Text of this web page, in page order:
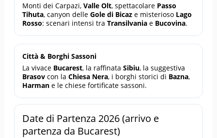
Monti dei Carpazi,Valle Olt, spettacolare Passo
Tihuta, canyon delleGole di Bicaz e misterioso Lago
Rosso: scenari intensi traTransilvania e Bucovina.
Città & Borghi Sassoni
La vivace Bucarest, la raffinataSibiu, la suggestiva
Brasov con laChiesa Nera, i borghi storici di Bazna,
Harman e le chiese fortificate sassoni.
Date di Partenza 2026 (arrivo e
partenza da Bucarest)